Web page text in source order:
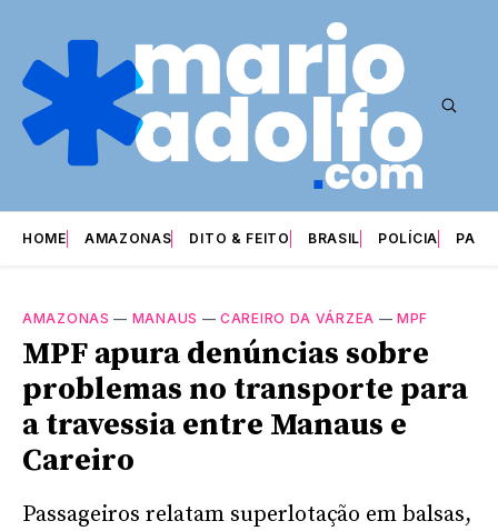
HOME AMAZONAS DITO & FEITO BRASIL POLÍCIA
AMAZONAS — MANAUS —CAREIRO DA VÁRZEA —MPF
MPF apura denúncias sobre
problemas no transporte para
a travessia entre Manaus e
Careiro
Passageiros relatam superlotação em balsas,